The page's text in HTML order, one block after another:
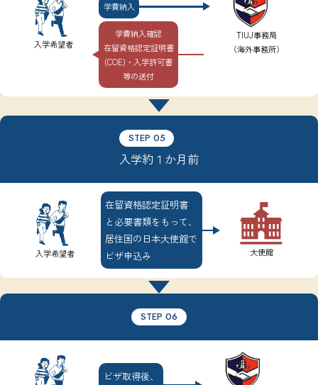
入学希望者
学費納入
学費納入確認
在留資格認定証明書
(COE)・入学許可書
等の送付
TIUJ事務局
（海外事務所）
STEP 05
入学約１か月前
入学希望者
在留資格認定証明書
と必要書類をもって、
居住国の日本大使館で
ビザ申込み
大使館
STEP 06
ビザ取得後、